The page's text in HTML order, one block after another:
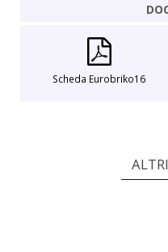
Scheda Eurobriko16